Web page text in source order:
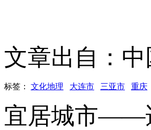
文章出自：
标签： 文化地理 大连市 三亚市 重庆
宜居城市——